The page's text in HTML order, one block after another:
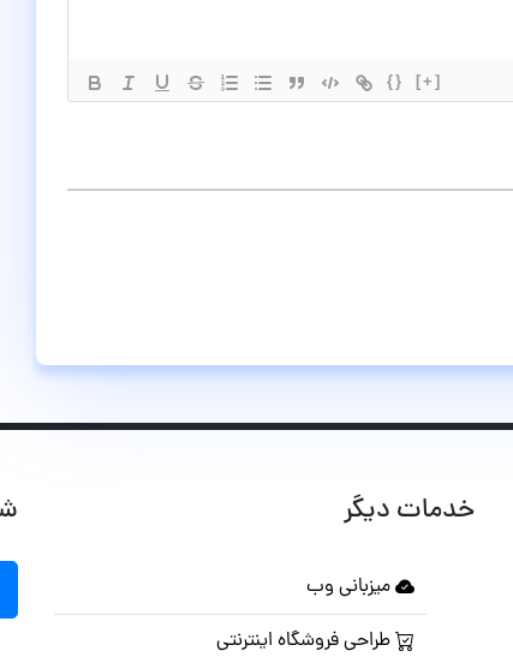
{} [+]
خدمات دیگر
میزبانی وب
طراحی فروشگاه اینترنتی